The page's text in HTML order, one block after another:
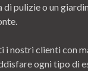
di pulizie o un
i nostri clienti con
ogni tipo di